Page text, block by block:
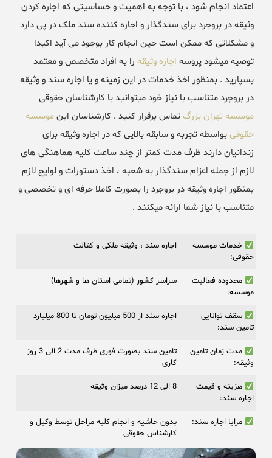
اعتماد انجام شود ، با توجه به اهمیت و حساسیتی که اجاره کردن
وثیقه در بروجرد برای سندگذار و اجاره کننده سند ملک در پی دارد
و مشکلاتی که ممکن است حین انجام کار بوجود می آید اکیدا
توصیه میشود پروسه اجاره وثیقه را به افراد متخصص و معتمد
بسپارید . بمنظور اخذ خدمات در این زمینه و یا اجاره سند و وثیقه
در بروجرد متناسب با نیاز خود میتوانید با کارشناسان حقوقی
موسسه تهران بزرگتماس برقرار کنید . کارشناسان اینموسسه
حقوقیبواسطه تجربه و سابقه بالایی که در اجاره وثیقه برای
زندانیان دارند ظرف مدت کمتر از چند ساعت کلیه هماهنگی های
لازم از جمله اعزام سندگذار به شعبه ، اخذ دستورات و لوایح لازم
بمنظور اجاره وثیقه در بروجرد را بصورت کاملا حرفه ای و تخصصی و
متناسب با نیاز شما ارائه میکنند .
خدمات موسسه
حقوقی:
اجاره سند ، وثیقه ملکی و کفالت
محدوده فعالیت
موسسه:
سراسر کشور (تمامی استان ها و شهرها)
سقف توانایی
تامین سند:
اجاره سند از 500 میلیون تومان تا 800 میلیارد
مدت زمان تامین
وثیقه:
تامین سند بصورت فوری طرف مدت 2 الی 3 روز
کاری
هزینه و قیمت
اجاره سند:
8 الی 12 درصد میزان وثیقه
مزایا اجاره سند:
بدون حاشیه و انجام کلیه مراحل توسط وکیل و
کارشناس حقوقی